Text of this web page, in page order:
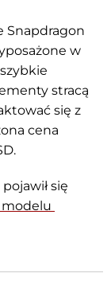
Snapdragon
w
stracą
się z
cena
się
modelu
Telegram